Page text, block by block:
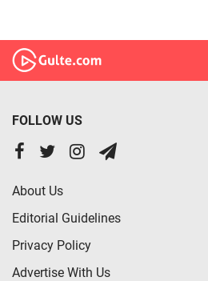
FOLLOW US
About Us
Editorial Guidelines
Privacy Policy
Advertise With Us